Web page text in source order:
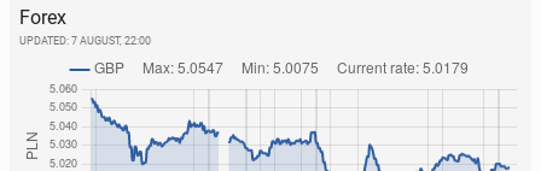
Forex
UPDATED: 7 AUGUST, 22:00